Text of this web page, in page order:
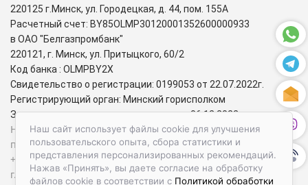
Наш сайт использует файлы cookie для улучшения
пользовательского опыта, сбора статистики и
представления персонализированных рекомендаций.
Нажав «Принять», вы даете согласие на обработку
файлов cookie в соответствии с Политикой обработки
220125 г.Минск, ул. Городецкая, д. 44, пом. 155А
Расчетный счет: BY85OLMP30120001352600000933
в ОАО "Белгазпромбанк"
220121, г. Минск, ул. Притыцкого, 60/2
Код банка : OLMPBY2X
Свидетельство о регистрации: 0199053 от 22.07.2022г.
Регистрирующий орган: Минский горисполком
Зарегистрирован в торговом реестре: 06.12.2022г.
Номера городских телефонов уполномоченных по защите
прав потребителей:
+37517-284-39-34 – администрация Первомайского района
г. Минска;